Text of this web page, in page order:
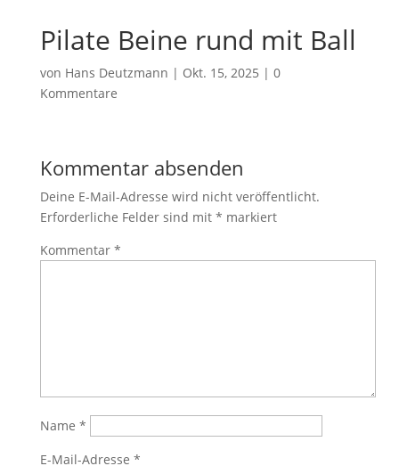
Pilate Beine rund mit Ball
von Hans Deutzmann | Okt. 15, 2025 | 0
Kommentare
Kommentar absenden
Deine E-Mail-Adresse wird nicht veröffentlicht.
Erforderliche Felder sind mit * markiert
Kommentar *
Name *
E-Mail-Adresse *